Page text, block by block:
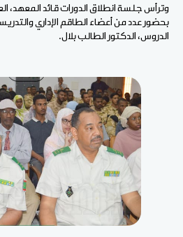
وترأس جلسة انطلاق الدورات قائد المعهد،
بحضور عدد من أعضاء الطاقم الإداري
الدروس، الدكتور الطالب بلال.